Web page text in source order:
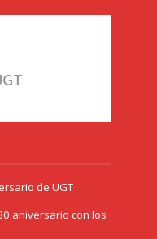
de UGT
aniversario con los